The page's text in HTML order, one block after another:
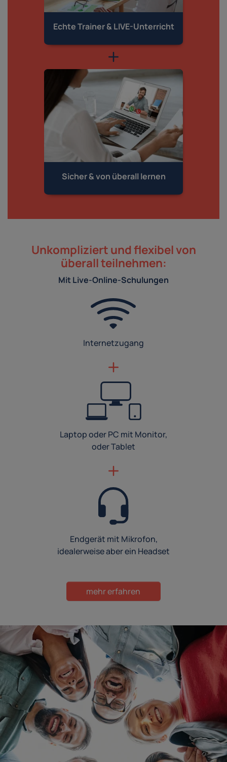
Echte Trainer & LIVE-Unterricht
Sicher & von überall lernen
Unkompliziert und flexibel von
überall teilnehmen:
Mit Live-Online-Schulungen
Internetzugang
Laptop oder PC mit Monitor,
oder Tablet
Endgerät mit Mikrofon,
idealerweise aber ein Headset
mehr erfahren